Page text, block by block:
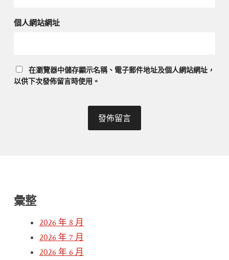
個人網站網址
在瀏覽器中儲存顯示名稱、電子郵件地址及個人網站網址，
以供下次發佈留言時使用。
彙整
2026 年 8 月
2026 年 7 月
2026 年 6 月